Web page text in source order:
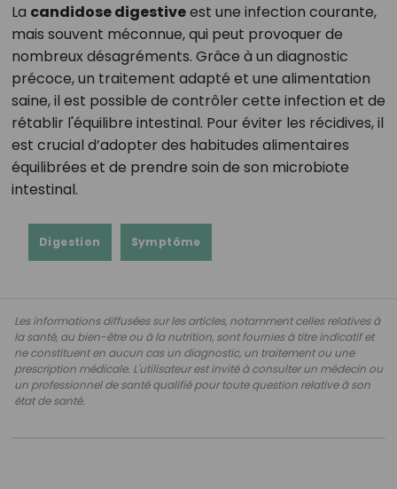
La candidose digestiveest une infection courante,
mais souvent méconnue, qui peut provoquer de
nombreux désagréments. Grâce à un diagnostic
précoce, un traitement adapté et une alimentation
saine, il est possible de contrôler cette infection et de
rétablir l'équilibre intestinal. Pour éviter les récidives, il
est crucial d’adopter des habitudes alimentaires
équilibrées et de prendre soin de son microbiote
intestinal.
Digestion Symptôme
Les informations diffusées sur les articles, notamment celles relatives à
la santé, au bien-être ou à la nutrition, sont fournies à titre indicatif et
ne constituent en aucun cas un diagnostic, un traitement ou une
prescription médicale. L'utilisateur est invité à consulter un médecin ou
un professionnel de santé qualifié pour toute question relative à son
état de santé.